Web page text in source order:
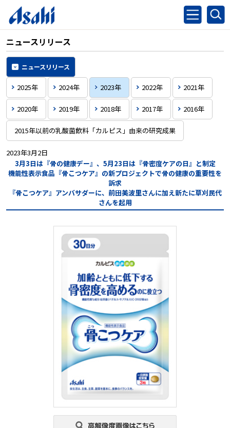
ニュースリリース
ニュースリリース
2025年 2024年 2023年 2022年 2021年
2020年 2019年 2018年 2017年 2016年
2015年以前の乳酸菌飲料「カルピス」由来の研究成果
2023年3月2日
3月3日は『骨の健康デー』、5月23日は『骨密度ケアの日』と制定
機能性表示食品『骨こつケア』の新プロジェクトで骨の健康の重要性を
訴求
『骨こつケア』アンバサダーに、前田美波里さんに加え新たに草刈民代
さんを起用